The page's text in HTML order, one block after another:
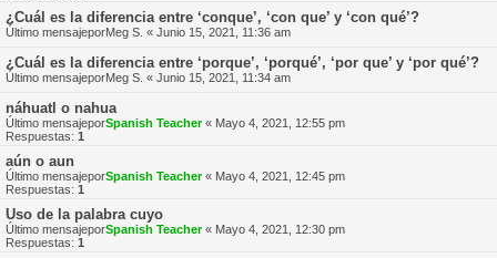
¿Cuál es la diferencia entre ‘conque’, ‘con que’ y ‘con qué’?
Último mensajeporMeg S. « Junio 15, 2021, 11:36 am
¿Cuál es la diferencia entre ‘porque’, ‘porqué’, ‘por que’ y ‘por qué’?
Último mensajeporMeg S. « Junio 15, 2021, 11:34 am
náhuatl o nahua
Último mensajeporSpanish Teacher« Mayo 4, 2021, 12:55 pm
Respuestas: 1
aún o aun
Último mensajeporSpanish Teacher« Mayo 4, 2021, 12:45 pm
Respuestas: 1
Uso de la palabra cuyo
Último mensajeporSpanish Teacher« Mayo 4, 2021, 12:30 pm
Respuestas: 1